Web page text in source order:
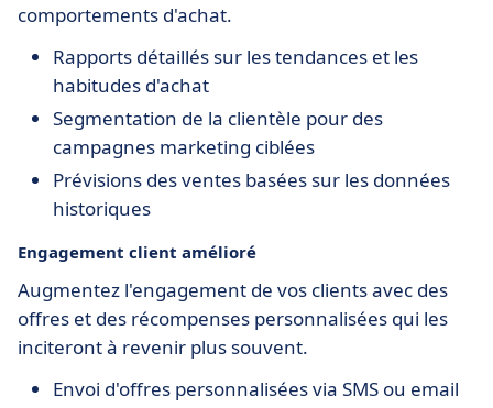
comportements d'achat.
Rapports détaillés sur les tendances et les
habitudes d'achat
Segmentation de la clientèle pour des
campagnes marketing ciblées
Prévisions des ventes basées sur les données
historiques
Engagement client amélioré
Augmentez l'engagement de vos clients avec des
offres et des récompenses personnalisées qui les
inciteront à revenir plus souvent.
Envoi d'offres personnalisées via SMS ou email